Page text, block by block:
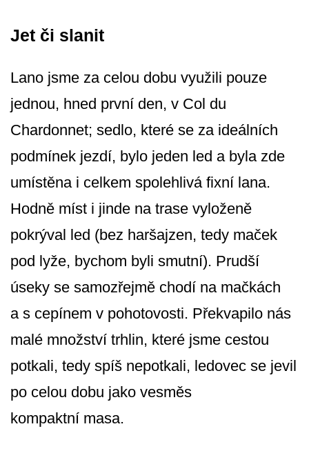
Jet či slanit
Lano jsme za celou dobu využili pouze
jednou, hned první den, v Col du
Chardonnet; sedlo, které se za ideálních
podmínek jezdí, bylo jeden led a byla zde
umístěna i celkem spolehlivá fixní lana.
Hodně míst i jinde na trase vyloženě
pokrýval led (bez haršajzen, tedy maček
pod lyže, bychom byli smutní). Prudší
úseky se samozřejmě chodí na mačkách
a s cepínem v pohotovosti. Překvapilo nás
malé množství trhlin, které jsme cestou
potkali, tedy spíš nepotkali, ledovec se jevil
po celou dobu jako vesměs
kompaktní masa.